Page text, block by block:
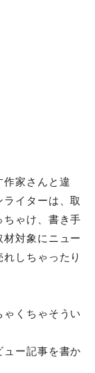
家さんと違
イターは、取
ゃけ、書き手
対象にニュー
しちゃったり
くちゃそうい
ー記事を書か